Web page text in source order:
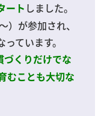
ート しました。
が参加され、
ています。
づくりだけでな
むことも大切な